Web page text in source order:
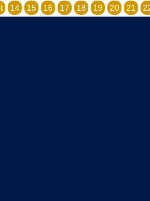
14 15 16 17 18 19 20 21